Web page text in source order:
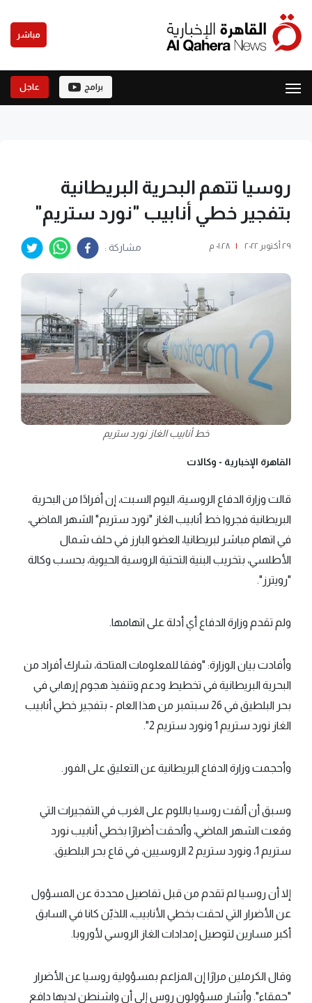
مباشر
برامج عاجل
روسيا تتهم البحرية البريطانية
بتفجير خطي أنابيب "نورد ستريم"
٢٩ أكتوبر ٢٠٢٢ | ٠١:٢٨ م مشاركة :
خط أنابيب الغاز نورد ستريم
القاهرة الإخبارية - وكالات
قالت وزارة الدفاع الروسية، اليوم السبت، إن أفرادًا من البحرية
البريطانية فجروا خط أنابيب الغاز "نورد ستريم" الشهر الماضي،
في اتهام مباشر لبريطانيا، العضو البارز في حلف شمال
الأطلسي، بتخريب البنية التحتية الروسية الحيوية، بحسب وكالة
"رويترز".
ولم تقدم وزارة الدفاع أي أدلة على اتهامها.
وأفادت بيان الوزارة: "وفقا للمعلومات المتاحة، شارك أفراد من
البحرية البريطانية في تخطيط ودعم وتنفيذ هجوم إرهابي في
بحر البلطيق في 26 سبتمبر من هذا العام - بتفجير خطي أنابيب
الغاز نورد ستريم 1 ونورد ستريم 2".
وأحجمت وزارة الدفاع البريطانية عن التعليق على الفور.
وسبق أن ألقت روسيا باللوم على الغرب في التفجيرات التي
وقعت الشهر الماضي، وألحقت أضرارًا بخطي أنابيب نورد
ستريم 1، ونورد ستريم 2 الروسيين، في قاع بحر البلطيق.
إلا أن روسيا لم تقدم من قبل تفاصيل محددة عن المسؤول
عن الأضرار التي لحقت بخطي الأنابيب، اللذيّن كانا في السابق
أكبر مسارين لتوصيل إمدادات الغاز الروسي لأوروبا.
وقال الكرملين مرارًا إن المزاعم بمسؤولية روسيا عن الأضرار
"حمقاء". وأشار مسؤولون روس إلى أن واشنطن لديها دافع